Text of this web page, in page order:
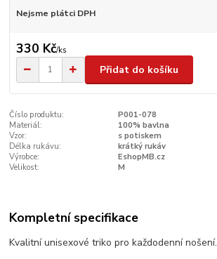
Nejsme plátci DPH
330 Kč/ks
Přidat do košíku
Číslo produktu:
P001-078
Materiál:
100% bavlna
Vzor:
s potiskem
Délka rukávu:
krátký rukáv
Výrobce:
EshopMB.cz
Velikost:
M
Kompletní specifikace
Kvalitní unisexové triko pro každodenní nošení.